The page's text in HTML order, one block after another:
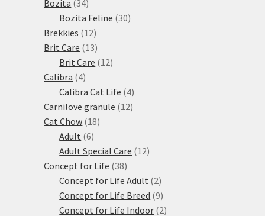
Bozita 34
produktů
Bozita Feline 3030
Brekkies 1212
produktů
Brit Care 1313
produktů
Brit Care 1212
Calibra 44
produkty
Calibra Cat Life 44
produkty
Carnilove granule 1212
Cat Chow 1818
Adult 66
produktů
Adult Special Care 1212
Concept for Life 3838
produktů
Concept for Life Adult 22
produkty
Concept for Life Breed 99
produktů
Concept for Life Indoor 22